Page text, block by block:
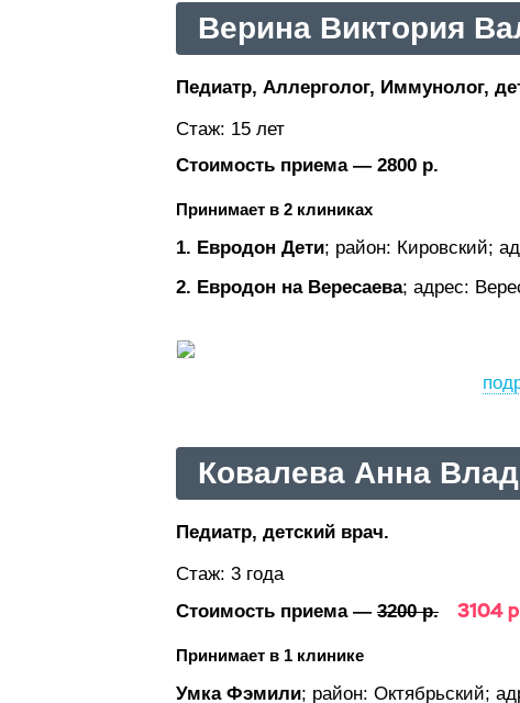
Верина Виктория
Педиатр, Аллерголог, Иммунолог,
Стаж: 15 лет
Стоимость приема — 2800 р.
Принимает в 2 клиниках
1. Евродон Дети; район: Кировский;
2. Евродон на Вересаева; адрес:
Ковалева Анна
Педиатр, детский врач.
Стаж: 3 года
Стоимость приема — 3200 р. 3104
Принимает в 1 клинике
Умка Фэмили; район: Октябрьский;